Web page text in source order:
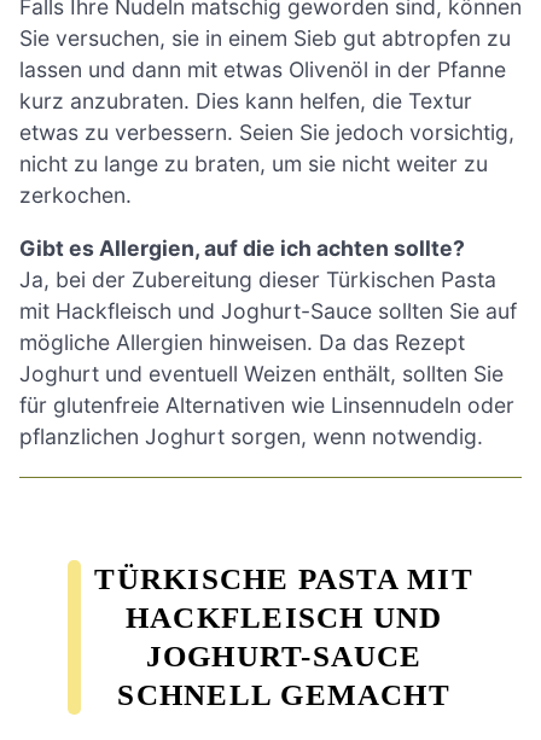
Falls Ihre Nudeln matschig geworden sind, können
Sie versuchen, sie in einem Sieb gut abtropfen zu
lassen und dann mit etwas Olivenöl in der Pfanne
kurz anzubraten. Dies kann helfen, die Textur
etwas zu verbessern. Seien Sie jedoch vorsichtig,
nicht zu lange zu braten, um sie nicht weiter zu
zerkochen.
Gibt es Allergien, auf die ich achten sollte?
Ja, bei der Zubereitung dieser Türkischen Pasta
mit Hackfleisch und Joghurt-Sauce sollten Sie auf
mögliche Allergien hinweisen. Da das Rezept
Joghurt und eventuell Weizen enthält, sollten Sie
für glutenfreie Alternativen wie Linsennudeln oder
pflanzlichen Joghurt sorgen, wenn notwendig.
TÜRKISCHE PASTA MIT
HACKFLEISCH UND
JOGHURT-SAUCE
SCHNELL GEMACHT